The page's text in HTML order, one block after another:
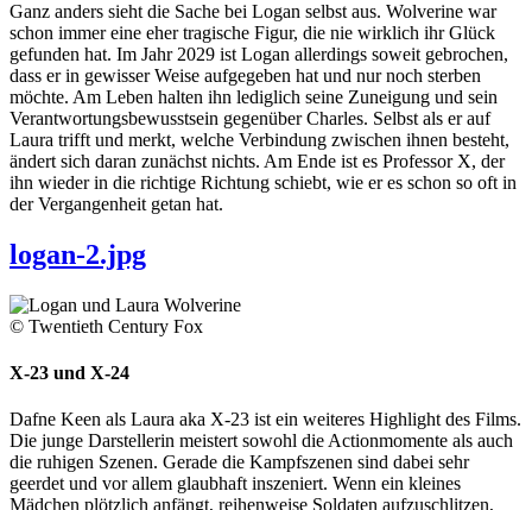
Ganz anders sieht die Sache bei Logan selbst aus. Wolverine war
schon immer eine eher tragische Figur, die nie wirklich ihr Glück
gefunden hat. Im Jahr 2029 ist Logan allerdings soweit gebrochen,
dass er in gewisser Weise aufgegeben hat und nur noch sterben
möchte. Am Leben halten ihn lediglich seine Zuneigung und sein
Verantwortungsbewusstsein gegenüber Charles. Selbst als er auf
Laura trifft und merkt, welche Verbindung zwischen ihnen besteht,
ändert sich daran zunächst nichts. Am Ende ist es Professor X, der
ihn wieder in die richtige Richtung schiebt, wie er es schon so oft in
der Vergangenheit getan hat.
logan-2.jpg
© Twentieth Century Fox
X-23 und X-24
Dafne Keen als Laura aka X-23 ist ein weiteres Highlight des Films.
Die junge Darstellerin meistert sowohl die Actionmomente als auch
die ruhigen Szenen. Gerade die Kampfszenen sind dabei sehr
geerdet und vor allem glaubhaft inszeniert. Wenn ein kleines
Mädchen plötzlich anfängt, reihenweise Soldaten aufzuschlitzen,